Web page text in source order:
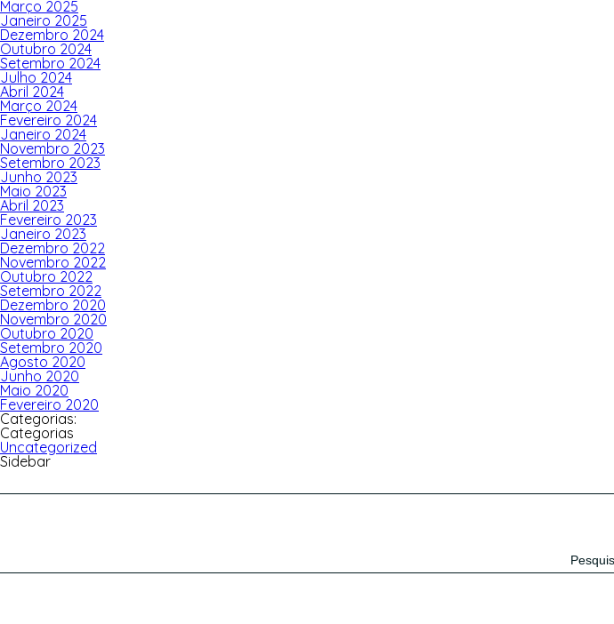
Março 2025
Janeiro 2025
Dezembro 2024
Outubro 2024
Setembro 2024
Julho 2024
Abril 2024
Março 2024
Fevereiro 2024
Janeiro 2024
Novembro 2023
Setembro 2023
Junho 2023
Maio 2023
Abril 2023
Fevereiro 2023
Janeiro 2023
Dezembro 2022
Novembro 2022
Outubro 2022
Setembro 2022
Dezembro 2020
Novembro 2020
Outubro 2020
Setembro 2020
Agosto 2020
Junho 2020
Maio 2020
Fevereiro 2020
Categorias:
Categorias
Uncategorized
Sidebar
por: